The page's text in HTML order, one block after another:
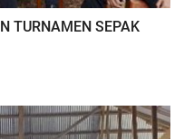
TURNAMEN SEPAK